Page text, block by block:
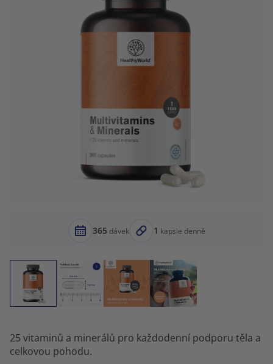
365 dávek 1 kapsle denně
25 vitaminů a minerálů pro každodenní podporu těla a
celkovou pohodu.